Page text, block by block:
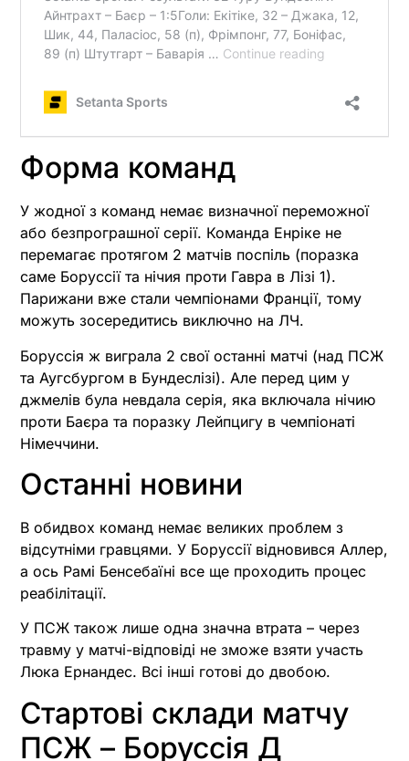
Форма команд
У жодної з команд немає визначної переможної
або безпрограшної серії. Команда Енріке не
перемагає протягом 2 матчів поспіль (поразка
саме Боруссії та нічия проти Гавра в Лізі 1).
Парижани вже стали чемпіонами Франції, тому
можуть зосередитись виключно на ЛЧ.
Боруссія ж виграла 2 свої останні матчі (над ПСЖ
та Аугсбургом в Бундеслізі). Але перед цим у
джмелів була невдала серія, яка включала нічию
проти Баєра та поразку Лейпцигу в чемпіонаті
Німеччини.
Останні новини
В обидвох команд немає великих проблем з
відсутніми гравцями. У Боруссії відновився Аллер,
а ось Рамі Бенсебаїні все ще проходить процес
реабілітації.
У ПСЖ також лише одна значна втрата – через
травму у матчі-відповіді не зможе взяти участь
Люка Ернандес. Всі інші готові до двобою.
Стартові склади матчу
ПСЖ – Боруссія Д